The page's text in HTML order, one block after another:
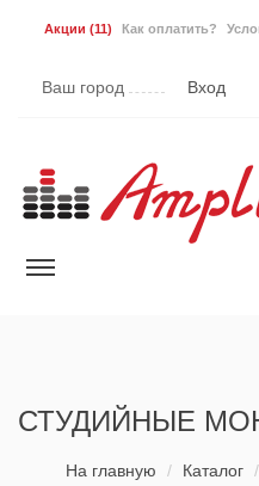
Акции (11) Как оплатить?
Ваш город Вход
СТУДИЙНЫЕ
На главную Каталог